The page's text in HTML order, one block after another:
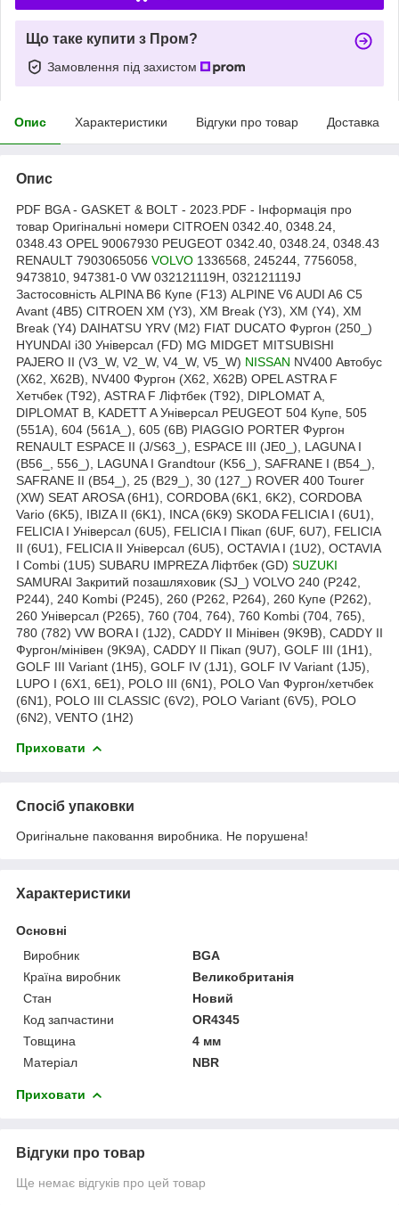
Що таке купити з Пром?
Замовлення під захистом
Опис Характеристики Відгуки про товар Доставка
Опис
PDF BGA - GASKET & BOLT - 2023.PDF - Інформація про
товар Оригінальні номери CITROEN 0342.40, 0348.24,
0348.43 OPEL 90067930 PEUGEOT 0342.40, 0348.24, 0348.43
RENAULT 7903065056 VOLVO 1336568, 245244, 7756058,
9473810, 947381-0 VW 032121119H, 032121119J
Застосовність ALPINA B6 Купе (F13) ALPINE V6 AUDI A6 C5
Avant (4B5) CITROEN XM (Y3), XM Break (Y3), XM (Y4), XM
Break (Y4) DAIHATSU YRV (M2) FIAT DUCATO Фургон (250_)
HYUNDAI i30 Універсал (FD) MG MIDGET MITSUBISHI
PAJERO II (V3_W, V2_W, V4_W, V5_W) NISSAN NV400 Автобус
(X62, X62B), NV400 Фургон (X62, X62B) OPEL ASTRA F
Хетчбек (T92), ASTRA F Ліфтбек (T92), DIPLOMAT A,
DIPLOMAT B, KADETT A Універсал PEUGEOT 504 Купе, 505
(551A), 604 (561A_), 605 (6B) PIAGGIO PORTER Фургон
RENAULT ESPACE II (J/S63_), ESPACE III (JE0_), LAGUNA I
(B56_, 556_), LAGUNA I Grandtour (K56_), SAFRANE I (B54_),
SAFRANE II (B54_), 25 (B29_), 30 (127_) ROVER 400 Tourer
(XW) SEAT AROSA (6H1), CORDOBA (6K1, 6K2), CORDOBA
Vario (6K5), IBIZA II (6K1), INCA (6K9) SKODA FELICIA I (6U1),
FELICIA I Універсал (6U5), FELICIA I Пікап (6UF, 6U7), FELICIA
II (6U1), FELICIA II Універсал (6U5), OCTAVIA I (1U2), OCTAVIA
I Combi (1U5) SUBARU IMPREZA Ліфтбек (GD) SUZUKI
SAMURAI Закритий позашляховик (SJ_) VOLVO 240 (P242,
P244), 240 Kombi (P245), 260 (P262, P264), 260 Купе (P262),
260 Універсал (P265), 760 (704, 764), 760 Kombi (704, 765),
780 (782) VW BORA I (1J2), CADDY II Мінівен (9K9B), CADDY II
Фургон/мінівен (9K9A), CADDY II Пікап (9U7), GOLF III (1H1),
GOLF III Variant (1H5), GOLF IV (1J1), GOLF IV Variant (1J5),
LUPO I (6X1, 6E1), POLO III (6N1), POLO Van Фургон/хетчбек
(6N1), POLO III CLASSIC (6V2), POLO Variant (6V5), POLO
(6N2), VENTO (1H2)
Приховати
Спосіб упаковки
Оригінальне паковання виробника. Не порушена!
Характеристики
Основні
Виробник
BGA
Країна виробник
Великобританія
Стан
Новий
Код запчастини
OR4345
Товщина
4 мм
Матеріал
NBR
Приховати
Відгуки про товар
Ще немає відгуків про цей товар